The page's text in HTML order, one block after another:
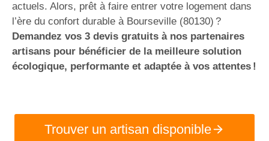
actuels. Alors, prêt à faire entrer votre logement dans
l’ère du confort durable à Bourseville (80130) ?
Demandez vos 3 devis gratuits à nos partenaires
artisans pour bénéficier de la meilleure solution
écologique, performante et adaptée à vos attentes !
Trouver un artisan disponible